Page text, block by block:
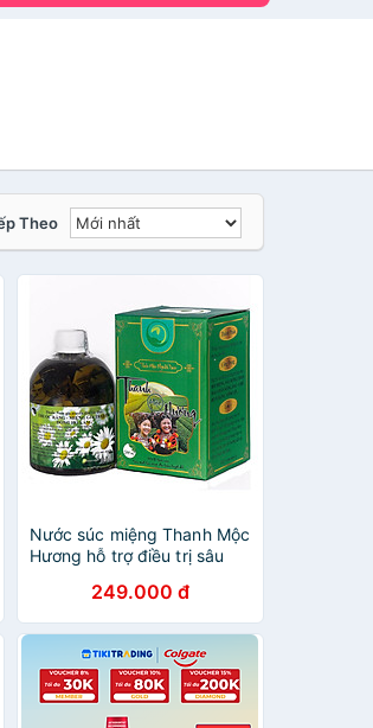
Theo
Nước súc miệng Thanh Mộc
Hương hỗ trợ điều trị sâu
249.000 đ